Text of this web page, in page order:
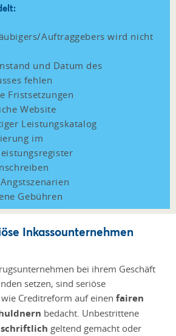
Auftraggebers wird nicht
und Datum des
fehlen
Fristsetzungen
Website
Leistungskatalog
im
Gebühren
Inkassounternehmen
bei ihrem Geschäft
setzen, sind seriöse
Creditreform auf einen fairen
bedacht. Unbestrittene
schriftlich geltend gemacht oder